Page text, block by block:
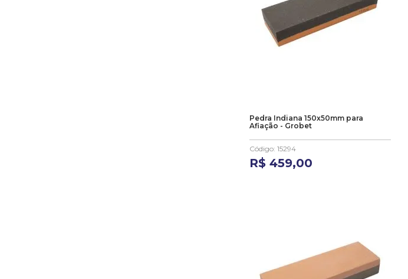
Pedra Indiana 150x50mm para
Afiação - Grobet
Código: 15294
R$ 459,00